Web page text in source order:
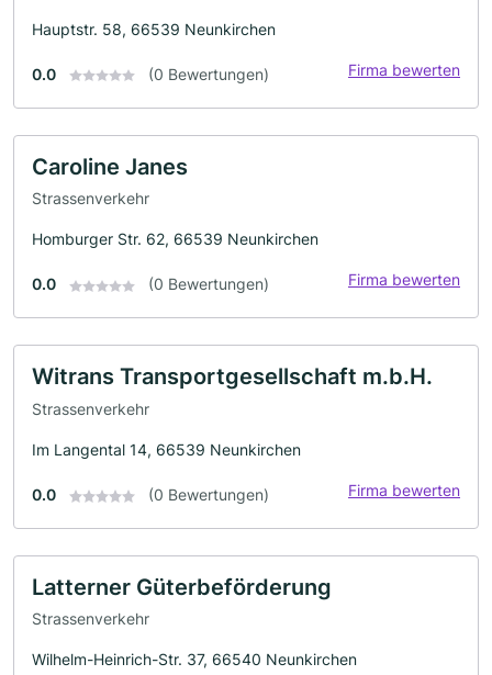
Hauptstr. 58, 66539 Neunkirchen
0.0 (0 Bewertungen) Firma bewerten
Caroline Janes
Strassenverkehr
Homburger Str. 62, 66539 Neunkirchen
0.0 (0 Bewertungen) Firma bewerten
Witrans Transportgesellschaft m.b.H.
Strassenverkehr
Im Langental 14, 66539 Neunkirchen
0.0 (0 Bewertungen) Firma bewerten
Latterner Güterbeförderung
Strassenverkehr
Wilhelm-Heinrich-Str. 37, 66540 Neunkirchen